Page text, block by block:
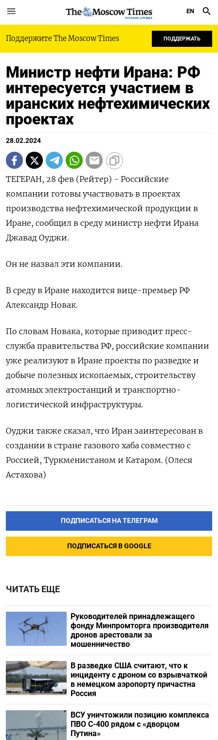
РУССКАЯ СЛУЖБА
EN
Поддержите The Moscow Times ПОДДЕРЖАТЬ
Министр нефти Ирана: РФ
интересуется участием в
иранских нефтехимических
проектах
28.02.2024
ТЕГЕРАН, 28 фев (Рейтер) - Российские
компании готовы участвовать в проектах
производства нефтехимической продукции в
Иране, сообщил в среду министр нефти Ирана
Джавад Оуджи.
Он не назвал эти компании.
В среду в Иране находится вице-премьер РФ
Александр Новак.
По словам Новака, которые приводит пресс-
служба правительства РФ, российские компании
уже реализуют в Иране проекты по разведке и
добыче полезных ископаемых, строительству
атомных электростанций и транспортно-
логистической инфраструктуры.
Оуджи также сказал, что Иран заинтересован в
создании в стране газового хаба совместно с
Россией, Туркменистаном и Катаром. (Олеся
Астахова)
ПОДПИСАТЬСЯ НА ТЕЛЕГРАМ
ПОДПИСАТЬСЯ В GOOGLE
ЧИТАТЬ ЕЩЕ
Руководителей принадлежащего
фонду Минпромторга производителя
дронов арестовали за
мошенничество
В разведке США считают, что к
инциденту с дроном со взрывчаткой
в немецком аэропорту причастна
Россия
ВСУ уничтожили позицию комплекса
ПВО С-400 рядом с «дворцом
Путина»